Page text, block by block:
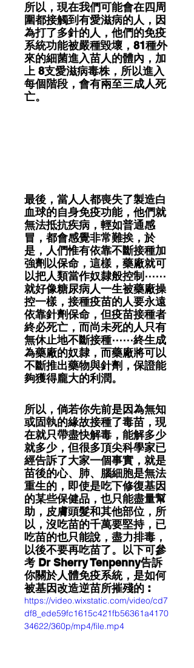
所以，現在我們可能會在四周
圍都接觸到有愛滋病的人，因
為打了多針的人，他們的免疫
系統功能被嚴種毀壞，81種外
來的細菌進入苗人的體內，加
上 8支愛滋病毒株，所以進入
每個階段，會有兩至三成人死
亡。
最後，當人人都喪失了製造白
血球的自身免疫功能，他們就
無法抵抗疾病，輕如普通感
冒，都會感覺非常難挨，於
是，人們惟有依靠不斷接種加
強劑以保命，這樣，藥廠就可
以把人類當作奴隸般控制⋯⋯
就好像糖尿病人一生被藥廠操
控一樣，接種疫苗的人要永遠
依靠針劑保命，但疫苗接種者
終必死亡，而尚未死的人只有
無休止地不斷接種⋯⋯終生成
為藥廠的奴隸，而藥廠將可以
不斷推出藥物與針劑，保證能
夠獲得龐大的利潤。
所以，倘若你先前是因為無知
或固執的緣故接種了毒苗，現
在就只帶盡快解毒，能解多少
就多少，但很多頂尖科學家已
經告訴了大家一個事實，就是
苗後的心、肺、腦細胞是無法
重生的，即使是吃下修復基因
的某些保健品，也只能盡量幫
助，皮膚頭髮和其他部位，所
以，沒吃苗的千萬要堅持，已
吃苗的也只能說，盡力排毒，
以後不要再吃苗了。以下可參
考 Dr Sherry Tenpenny告訴
你關於人體免疫系統，是如何
被基因改造逆苗所摧殘的 :
https://video.wixstatic.com/video/cd7
df8_ede59fc1615c421fb56361a4170
34622/360p/mp4/file.mp4